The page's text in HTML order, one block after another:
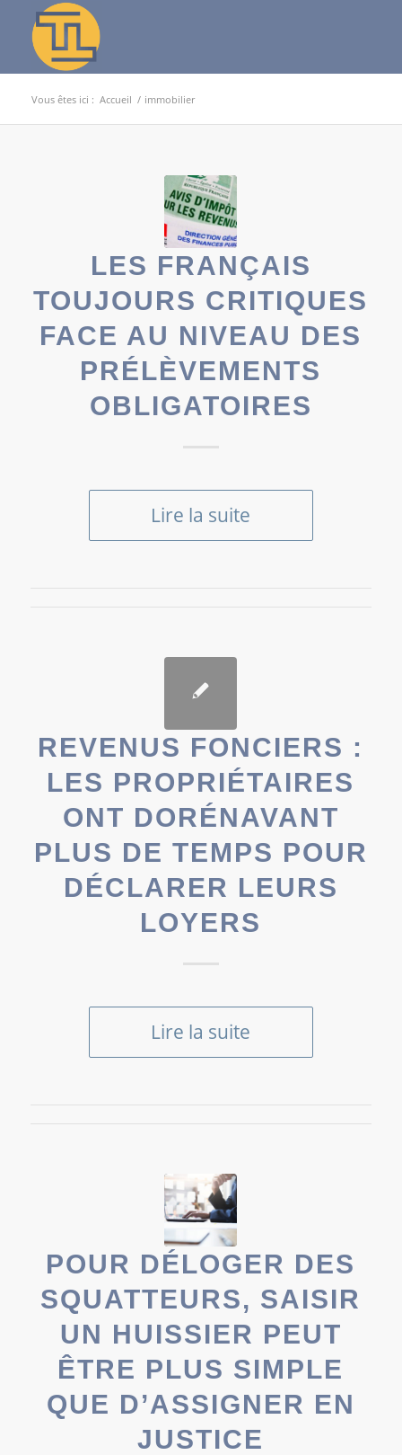
Vous êtes ici : Accueil / immobilier
LES FRANÇAIS
TOUJOURS CRITIQUES
FACE AU NIVEAU DES
PRÉLÈVEMENTS
OBLIGATOIRES
Lire la suite
REVENUS FONCIERS :
LES PROPRIÉTAIRES
ONT DORÉNAVANT
PLUS DE TEMPS POUR
DÉCLARER LEURS
LOYERS
Lire la suite
POUR DÉLOGER DES
SQUATTEURS, SAISIR
UN HUISSIER PEUT
ÊTRE PLUS SIMPLE
QUE D’ASSIGNER EN
JUSTICE